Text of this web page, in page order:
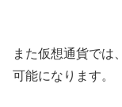
また仮想通貨では
可能になります。